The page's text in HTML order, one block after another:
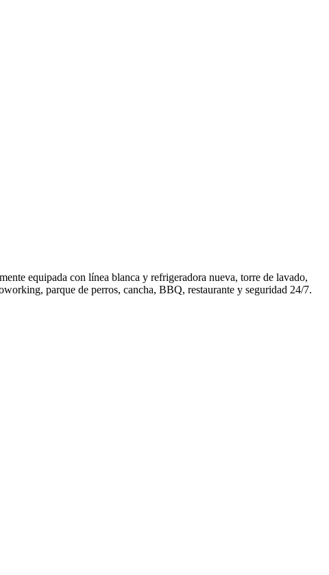
equipada con línea blanca y refrigeradora nueva, torre de lavado,
parque de perros, cancha, BBQ, restaurante y seguridad 24/7.